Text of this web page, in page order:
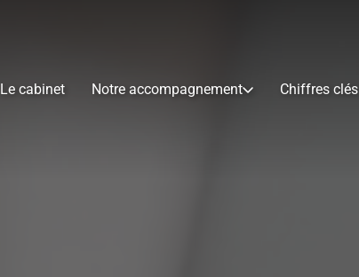
Le cabinet Notre accompagnement Chiffres clés